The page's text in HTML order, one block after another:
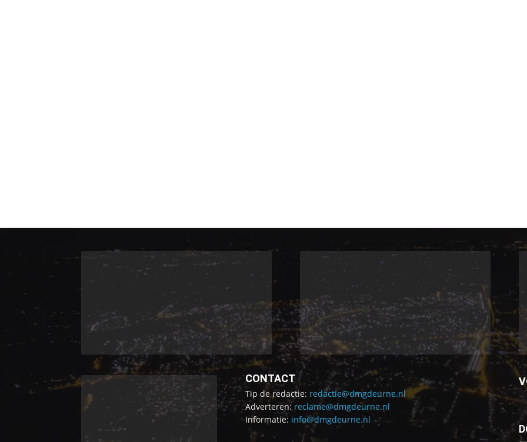
CONTACT
Tip de redactie: redactie@dmgdeurne.nl
Adverteren: reclame@dmgdeurne.nl
Informatie: info@dmgdeurne.nl